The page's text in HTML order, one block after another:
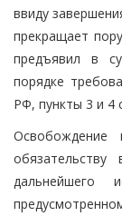
ввиду
прекращает
предъявил в
порядке
РФ, пункты 3 и 4
Освобождение
дальнейшего